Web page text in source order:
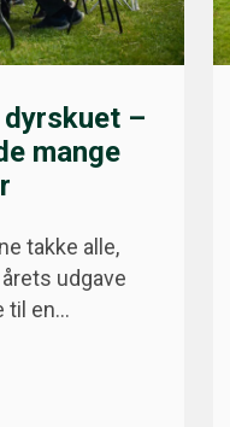
–
mange
takke alle,
udgave
til en…